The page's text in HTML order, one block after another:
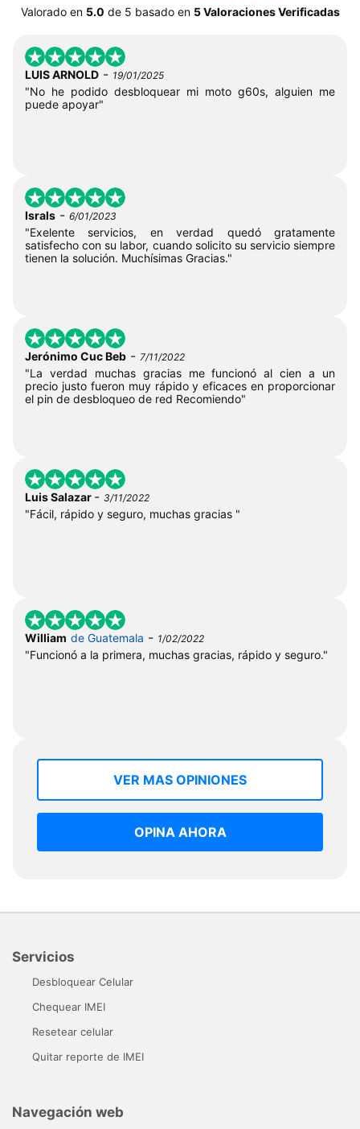
Valorado en 5.0 de 5 basado en 5 Valoraciones Verificadas
LUIS ARNOLD - 19/01/2025
"No he podido desbloquear mi moto g60s, alguien me
puede apoyar"
Israls - 6/01/2023
"Exelente servicios, en verdad quedó gratamente
satisfecho con su labor, cuando solicito su servicio siempre
tienen la solución. Muchísimas Gracias."
Jerónimo Cuc Beb - 7/11/2022
"La verdad muchas gracias me funcionó al cien a un
precio justo fueron muy rápido y eficaces en proporcionar
el pin de desbloqueo de red Recomiendo"
Luis Salazar - 3/11/2022
"Fácil, rápido y seguro, muchas gracias "
William de Guatemala - 1/02/2022
"Funcionó a la primera, muchas gracias, rápido y seguro."
VER MAS OPINIONES
OPINA AHORA
Servicios
Desbloquear Celular
Chequear IMEI
Resetear celular
Quitar reporte de IMEI
Navegación web